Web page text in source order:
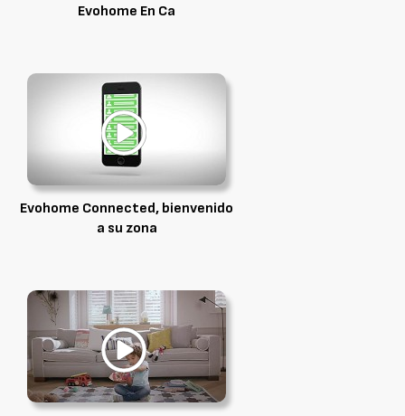
Evohome En Ca
Evohome Connected, bienvenido
a su zona